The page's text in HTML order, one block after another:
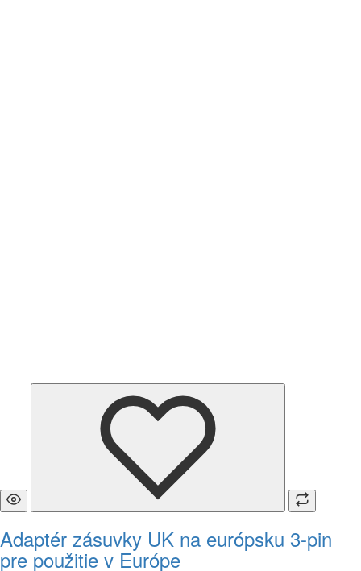
Adaptér zásuvky UK na európsku 3-pin
pre použitie v Európe